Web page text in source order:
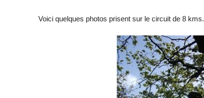
Voici quelques photos prisent sur le circuit de 8 kms.